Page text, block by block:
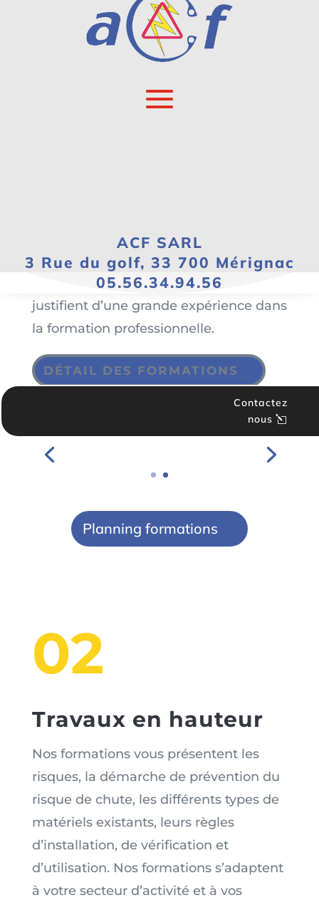
ACF SARL
3 Rue du golf, 33 700 Mérignac
05.56.34.94.56
Contactez
nous
Centre de formation en
prévention du risque.
CACES® dans de nombreuses
catégories. Tous nos formateurs sont
rigoureusement sélectionnés et
justifient d’une grande expérience dans
la formation professionnelle.
DÉTAIL DES FORMATIONS
Planning formations
02
Travaux en hauteur
Nos formations vous présentent les
risques, la démarche de prévention du
risque de chute, les différents types de
matériels existants, leurs règles
d’installation, de vérification et
d’utilisation. Nos formations s’adaptent
à votre secteur d’activité et à vos